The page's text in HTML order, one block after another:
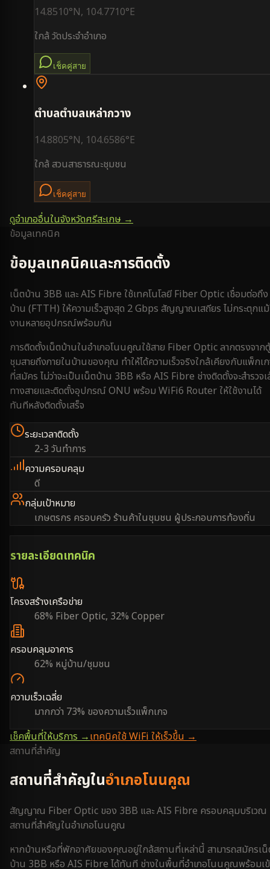
14.8510°N, 104.7710°E
ใกล้วัดประจำอำเภอ
เช็คคู่สาย
ตำบลตำบลเหล่ากวาง
14.8805°N, 104.6586°E
ใกล้สวนสาธารณะชุมชน
เช็คคู่สาย
ดูอำเภออื่นในจังหวัดศรีสะเกษ→
ข้อมูลเทคนิค
ข้อมูลเทคนิคและการติดตั้ง
เน็ตบ้าน 3BB และ AIS Fibre ใช้เทคโนโลยี Fiber Optic เชื่อมต่อถึง
บ้าน (FTTH) ให้ความเร็วสูงสุด 2 Gbps สัญญาณเสถียร ไม่กระตุกแ
งานหลายอุปกรณ์พร้อมกัน
การติดตั้งเน็ตบ้านในอำเภอโนนคูณใช้สาย Fiber Optic ลากตรงจากตู้
ชุมสายถึงภายในบ้านของคุณ ทำให้ได้ความเร็วจริงใกล้เคียงกับแพ็กเ
ที่สมัคร ไม่ว่าจะเป็นเน็ตบ้าน 3BB หรือ AIS Fibre ช่างติดตั้งจะสำรวจ
ทางสายและติดตั้งอุปกรณ์ ONU พร้อม WiFi6 Router ให้ใช้งานได้
ทันทีหลังติดตั้งเสร็จ
ระยะเวลาติดตั้ง
2-3 วันทำการ
ความครอบคลุม
ดี
กลุ่มเป้าหมาย
เกษตรกร ครอบครัว ร้านค้าในชุมชน ผู้ประกอบการท้องถิ่น
รายละเอียดเทคนิค
โครงสร้างเครือข่าย
68% Fiber Optic, 32% Copper
ครอบคลุมอาคาร
62% หมู่บ้าน/ชุมชน
ความเร็วเฉลี่ย
มากกว่า 73% ของความเร็วแพ็กเกจ
เช็คพื้นที่ให้บริการ →เทคนิคใช้ WiFi ให้เร็วขึ้น →
สถานที่สำคัญ
สถานที่สำคัญในอำเภอโนนคูณ
สัญญาณ Fiber Optic ของ 3BB และ AIS Fibre ครอบคลุมบริเวณ
สถานที่สำคัญในอำเภอโนนคูณ
หากบ้านหรือที่พักอาศัยของคุณอยู่ใกล้สถานที่เหล่านี้ สามารถสมัครเ
บ้าน 3BB หรือ AIS Fibre ได้ทันที ช่างในพื้นที่อำเภอโนนคูณพร้อมเ